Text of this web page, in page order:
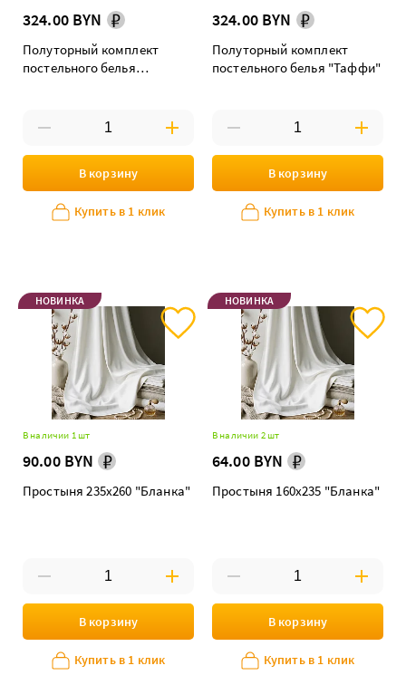
324.00 BYN
Полуторный комплект
постельного белья
В корзину
Купить в 1 клик
324.00 BYN
Полуторный комплект
постельного белья "Таффи"
В корзину
Купить в 1 клик
НОВИНКА
В наличии 1 шт
90.00 BYN
Простыня 235х260 "Бланка"
В корзину
Купить в 1 клик
НОВИНКА
В наличии 2 шт
64.00 BYN
Простыня 160х235 "Бланка"
В корзину
Купить в 1 клик